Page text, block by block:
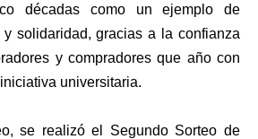
décadas como un ejemplo de
solidaridad, gracias a la confianza
y compradores que año con
universitaria.
se realizó el Segundo Sorteo de